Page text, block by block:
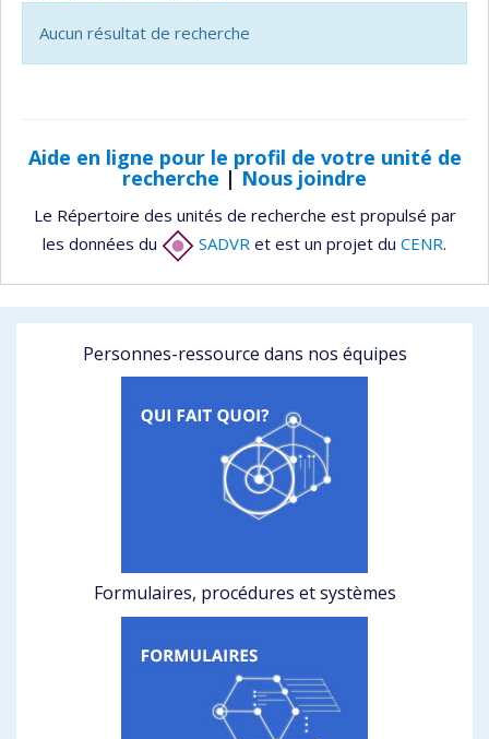
Aucun résultat de recherche
Aide en ligne pour le profil de votre unité de
recherche | Nous joindre
Le Répertoire des unités de recherche est propulsé par
les données du
SADVR et est un projet du CENR.
Personnes-ressource dans nos équipes
Formulaires, procédures et systèmes